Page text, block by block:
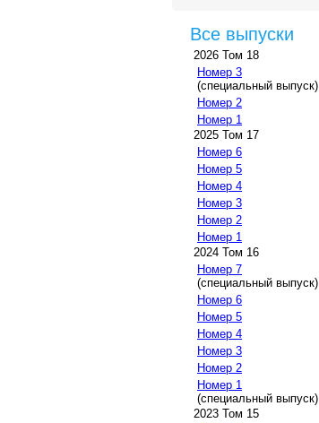
Все выпуски
2026 Том 18
Номер 3
(специальный выпуск)
Номер 2
Номер 1
2025 Том 17
Номер 6
Номер 5
Номер 4
Номер 3
Номер 2
Номер 1
2024 Том 16
Номер 7
(специальный выпуск)
Номер 6
Номер 5
Номер 4
Номер 3
Номер 2
Номер 1
(специальный выпуск)
2023 Том 15